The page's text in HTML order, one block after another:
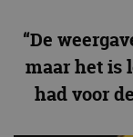
“De
maar het is
had voor